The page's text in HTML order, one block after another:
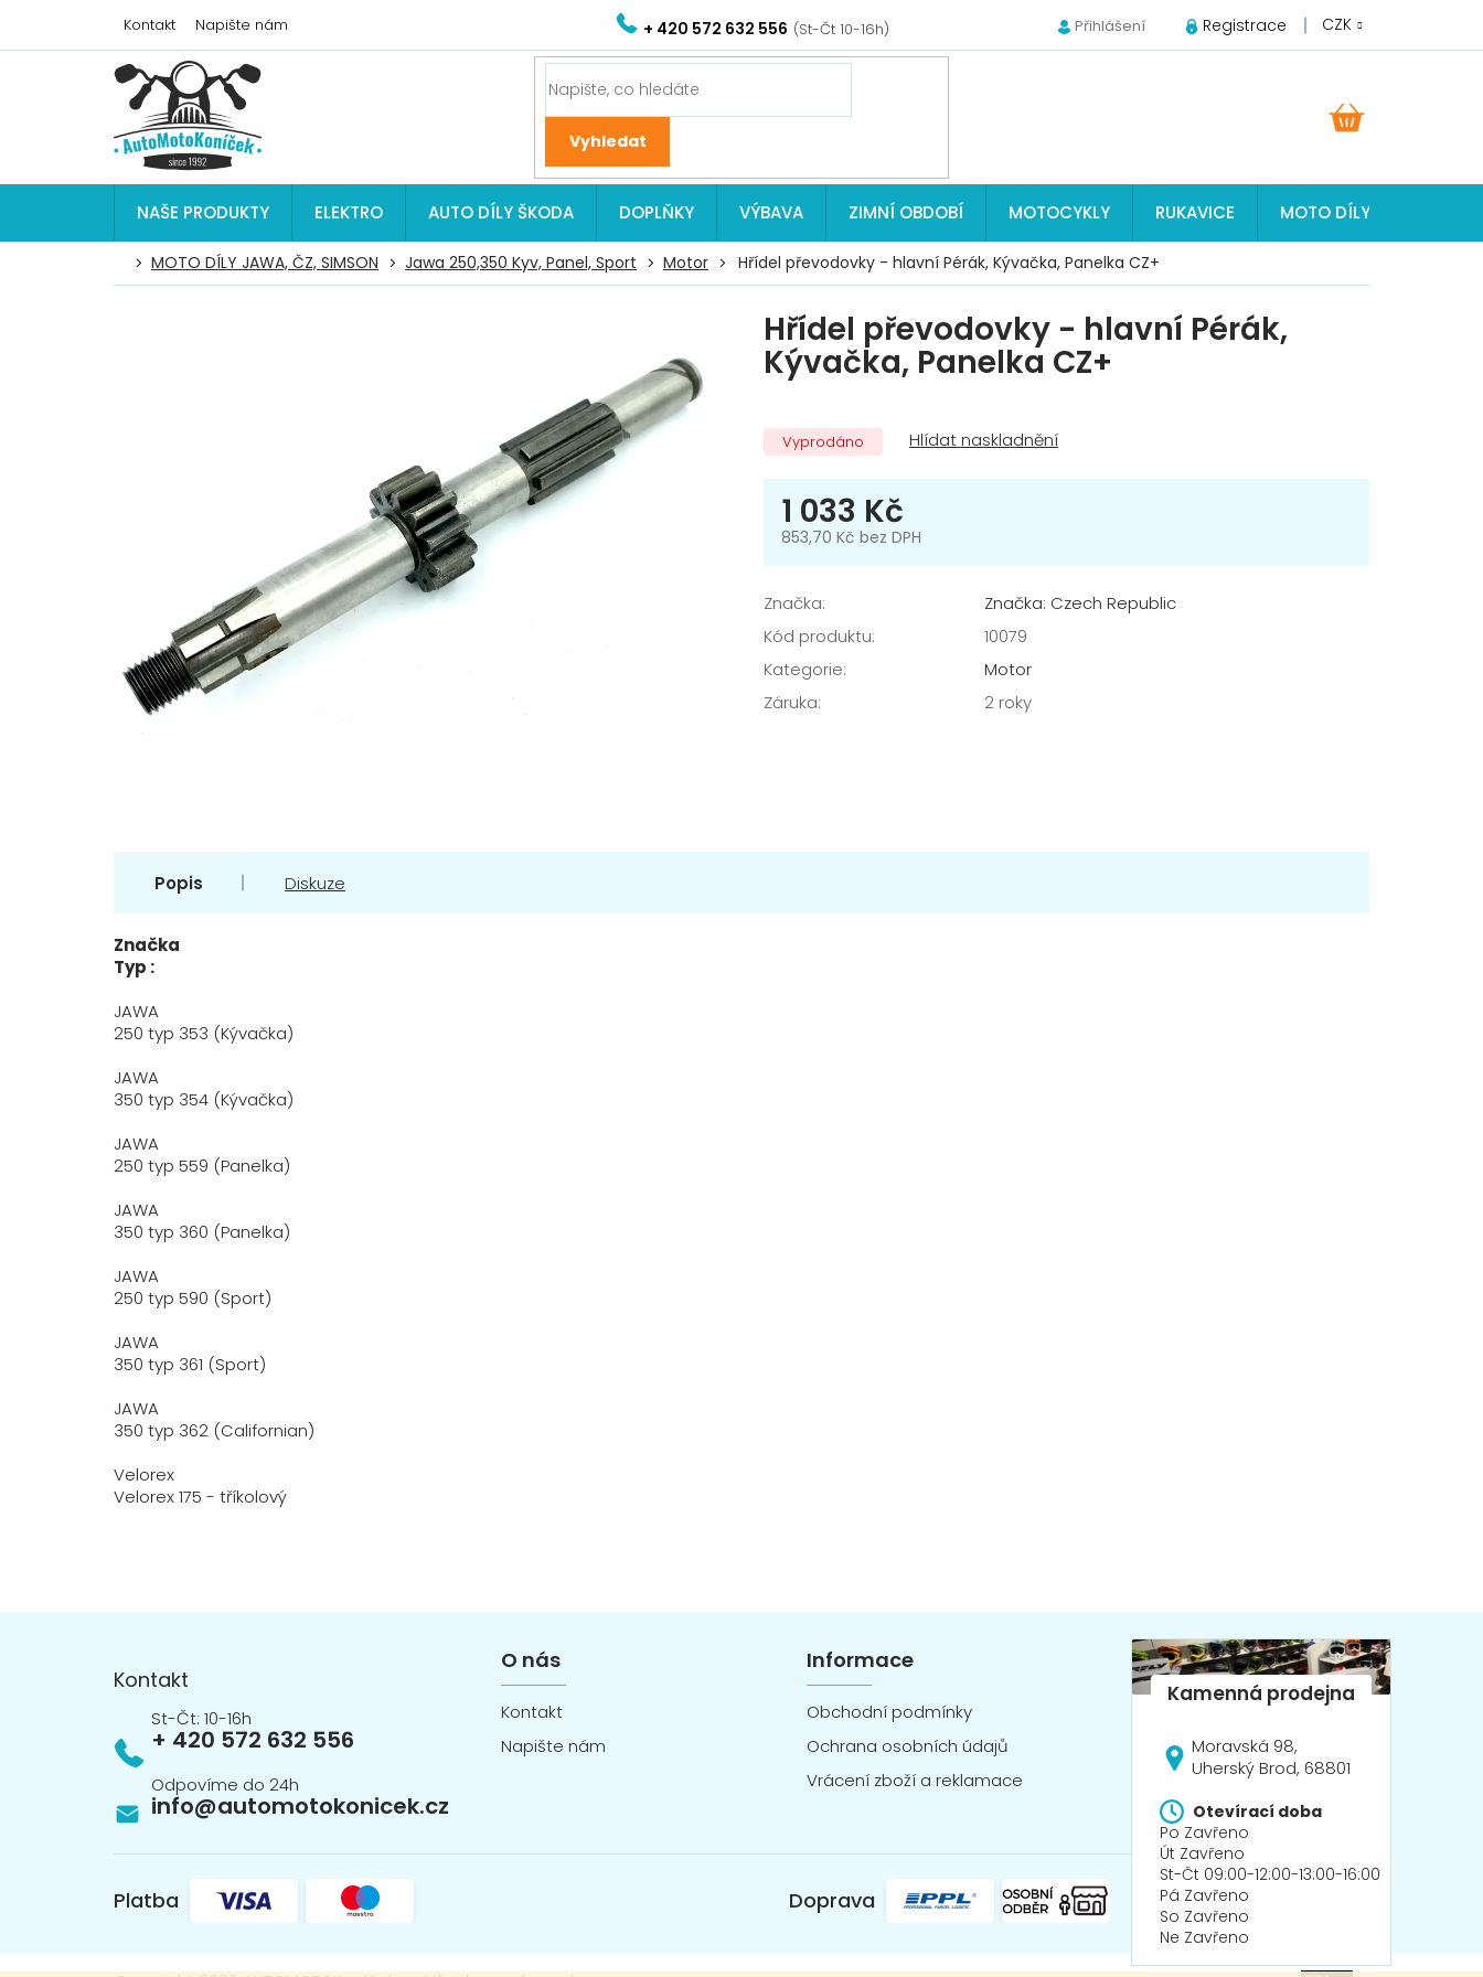
obsah
+ 420 572 632 556
Kontakt Napište nám CZK
Přihlášení Registrace
NAŠE PRODUKTY ELEKTRO AUTO DÍLY ŠKODA DOPLŇKY VÝBAVA ZIMNÍ OBDOBÍ MOTOCYKLY RUKAVICE MOTO DÍLY JAWA, ČZ,
MOTO DÍLY JAWA, ČZ, SIMSON Jawa 250,350 Kyv, Panel, Sport Motor Hřídel převodovky - hlavní Pérák, Kývačka, Panelka CZ+
Hřídel převodovky - hlavní Pérák,
Kývačka, Panelka CZ+
Vyprodáno
1 033 Kč
853,70 Kč bez DPH
Značka:
Značka: Czech Republic
Kód produktu:
10079
Kategorie:
Motor
Záruka: 2 roky
Popis Diskuze
Značka
Typ :
JAWA
250 typ 353 (Kývačka)
JAWA
350 typ 354 (Kývačka)
JAWA
250 typ 559 (Panelka)
JAWA
350 typ 360 (Panelka)
JAWA
250 typ 590 (Sport)
JAWA
350 typ 361 (Sport)
JAWA
350 typ 362 (Californian)
Velorex
Velorex 175 - tříkolový
Kontakt
info@automotokonicek.cz
+ 420 572 632 556
O nás
Kontakt
Napište nám
Informace
Obchodní podmínky
Ochrana osobních údajů
Vrácení zboží a reklamace
Platba Doprava
Moravská 98,
Uherský Brod, 68801
Otevírací doba
Po Zavřeno
Út Zavřeno
St-Čt 09:00-12:00-13:00-16:00
Pá Zavřeno
So Zavřeno
Ne Zavřeno